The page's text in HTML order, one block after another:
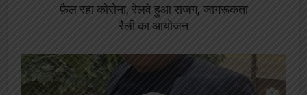
फ़ैल रहा कोरोना, रेलवे हुआ सजग, जागरूकता
रैली का आयोजन